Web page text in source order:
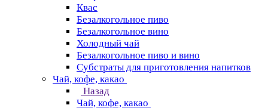
Квас
Безалкогольное пиво
Безалкогольное вино
Холодный чай
Безалкогольное пиво и вино
Субстраты для приготовления напитков
Чай, кофе, какао
Назад
Чай, кофе, какао